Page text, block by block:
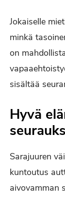
Jokaiselle
minkä
on
sisältää
Hyvä
Sarajuuren
kuntoutus
aivovamman